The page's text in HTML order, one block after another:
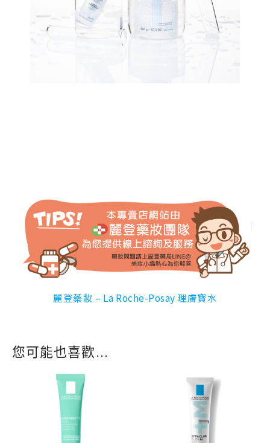
麗登藥妝 – La Roche-Posay 理膚寶水
您可能也喜歡…
原
始
價
格：
NT$ 930。
原
始
價
格：
NT$ 980。